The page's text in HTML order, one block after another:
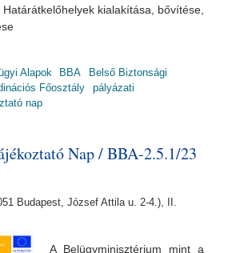
kialakítása, bővítése,
Alapok BBA
Belső Biztonsági
Főosztály
pályázati
nap
Nap / BBA-2.5.1/23
Budapest, József Attila u. 2-4.), II.
A Belügyminisztérium mint a